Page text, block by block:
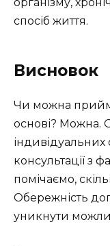
спосіб життя.
Висновок
Чи можна
основі? Можна.
індивідуальних
консультації з
помічаємо,
Обережність
уникнути